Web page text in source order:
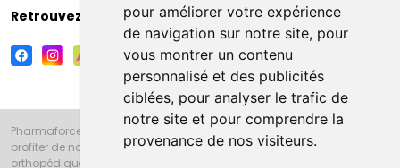
pour améliorer votre expérience
de navigation sur notre site, pour
vous montrer un contenu
personnalisé et des publicités
ciblées, pour analyser le trafic de
notre site et pour comprendre la
provenance de nos visiteurs.
Retrouvez-nous sur vos réseaux sociaux
Pharmaforce.fr et la Grande Pharmacie d’Amiens vous souhaitent de
profiter de notre accueil, de nos conseils pharmaceutiques,
orthopédiques, homéopathiques, parapharmaceutiques, beauté et